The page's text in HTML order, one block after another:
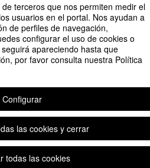
terceros que nos permiten medir el
usuarios en el portal. Nos ayudan a
de perfiles de navegación,
configurar el uso de cookies o
apareciendo hasta que
por favor consulta nuestra Política
Configurar
las cookies y cerrar
todas las cookies
Y PARÍS. Martes 30 junio
de eventos Symposium